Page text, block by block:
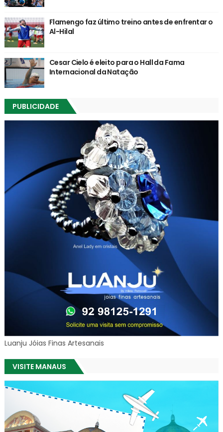
Flamengo faz último treino antes de enfrentar o
Al-Hilal
Cesar Cielo é eleito para o Hall da Fama
Internacional da Natação
PUBLICIDADE
Luanju Jóias Finas Artesanais
VISITE MANAUS